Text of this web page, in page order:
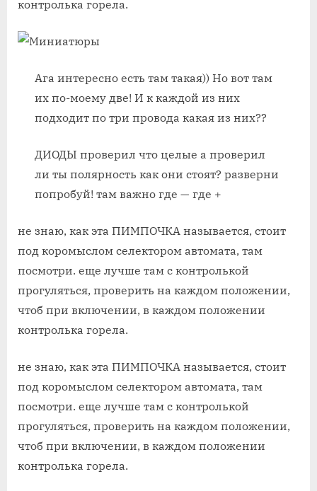
контролька горела.
Ага интересно есть там такая)) Но вот там
их по-моему две! И к каждой из них
подходит по три провода какая из них??
ДИОДЫ проверил что целые а проверил
ли ты полярность как они стоят? разверни
попробуй! там важно где — где +
не знаю, как эта ПИМПОЧКА называется, стоит
под коромыслом селектором автомата, там
посмотри. еще лучше там с контролькой
прогуляться, проверить на каждом положении,
чтоб при включении, в каждом положении
контролька горела.
не знаю, как эта ПИМПОЧКА называется, стоит
под коромыслом селектором автомата, там
посмотри. еще лучше там с контролькой
прогуляться, проверить на каждом положении,
чтоб при включении, в каждом положении
контролька горела.